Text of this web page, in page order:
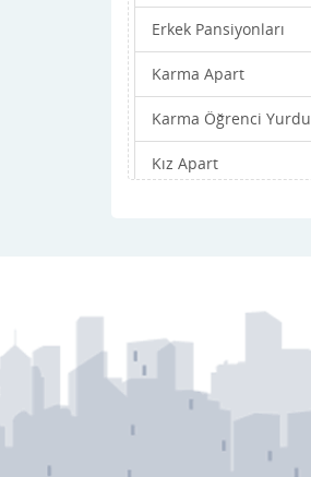
Erkek Pansiyonları
Karma Apart
Karma Öğrenci Yurdu
Kız Apart